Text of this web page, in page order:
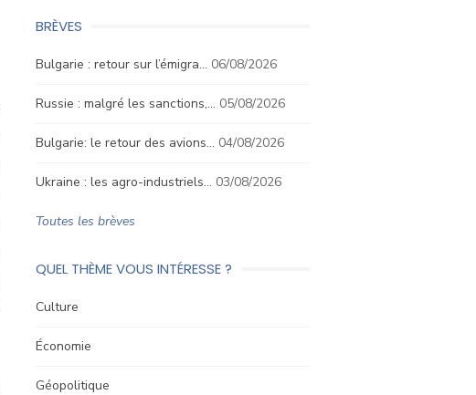
BRÈVES
Bulgarie : retour sur l’émigra… 06/08/2026
Russie : malgré les sanctions,… 05/08/2026
Bulgarie: le retour des avions… 04/08/2026
Ukraine : les agro-industriels… 03/08/2026
Toutes les brèves
QUEL THÈME VOUS INTÉRESSE ?
Culture
Économie
Géopolitique